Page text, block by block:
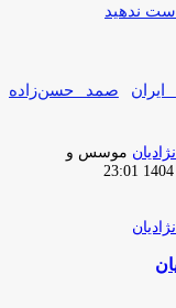
ندهید
صمد حسن‌زاده
موسس و